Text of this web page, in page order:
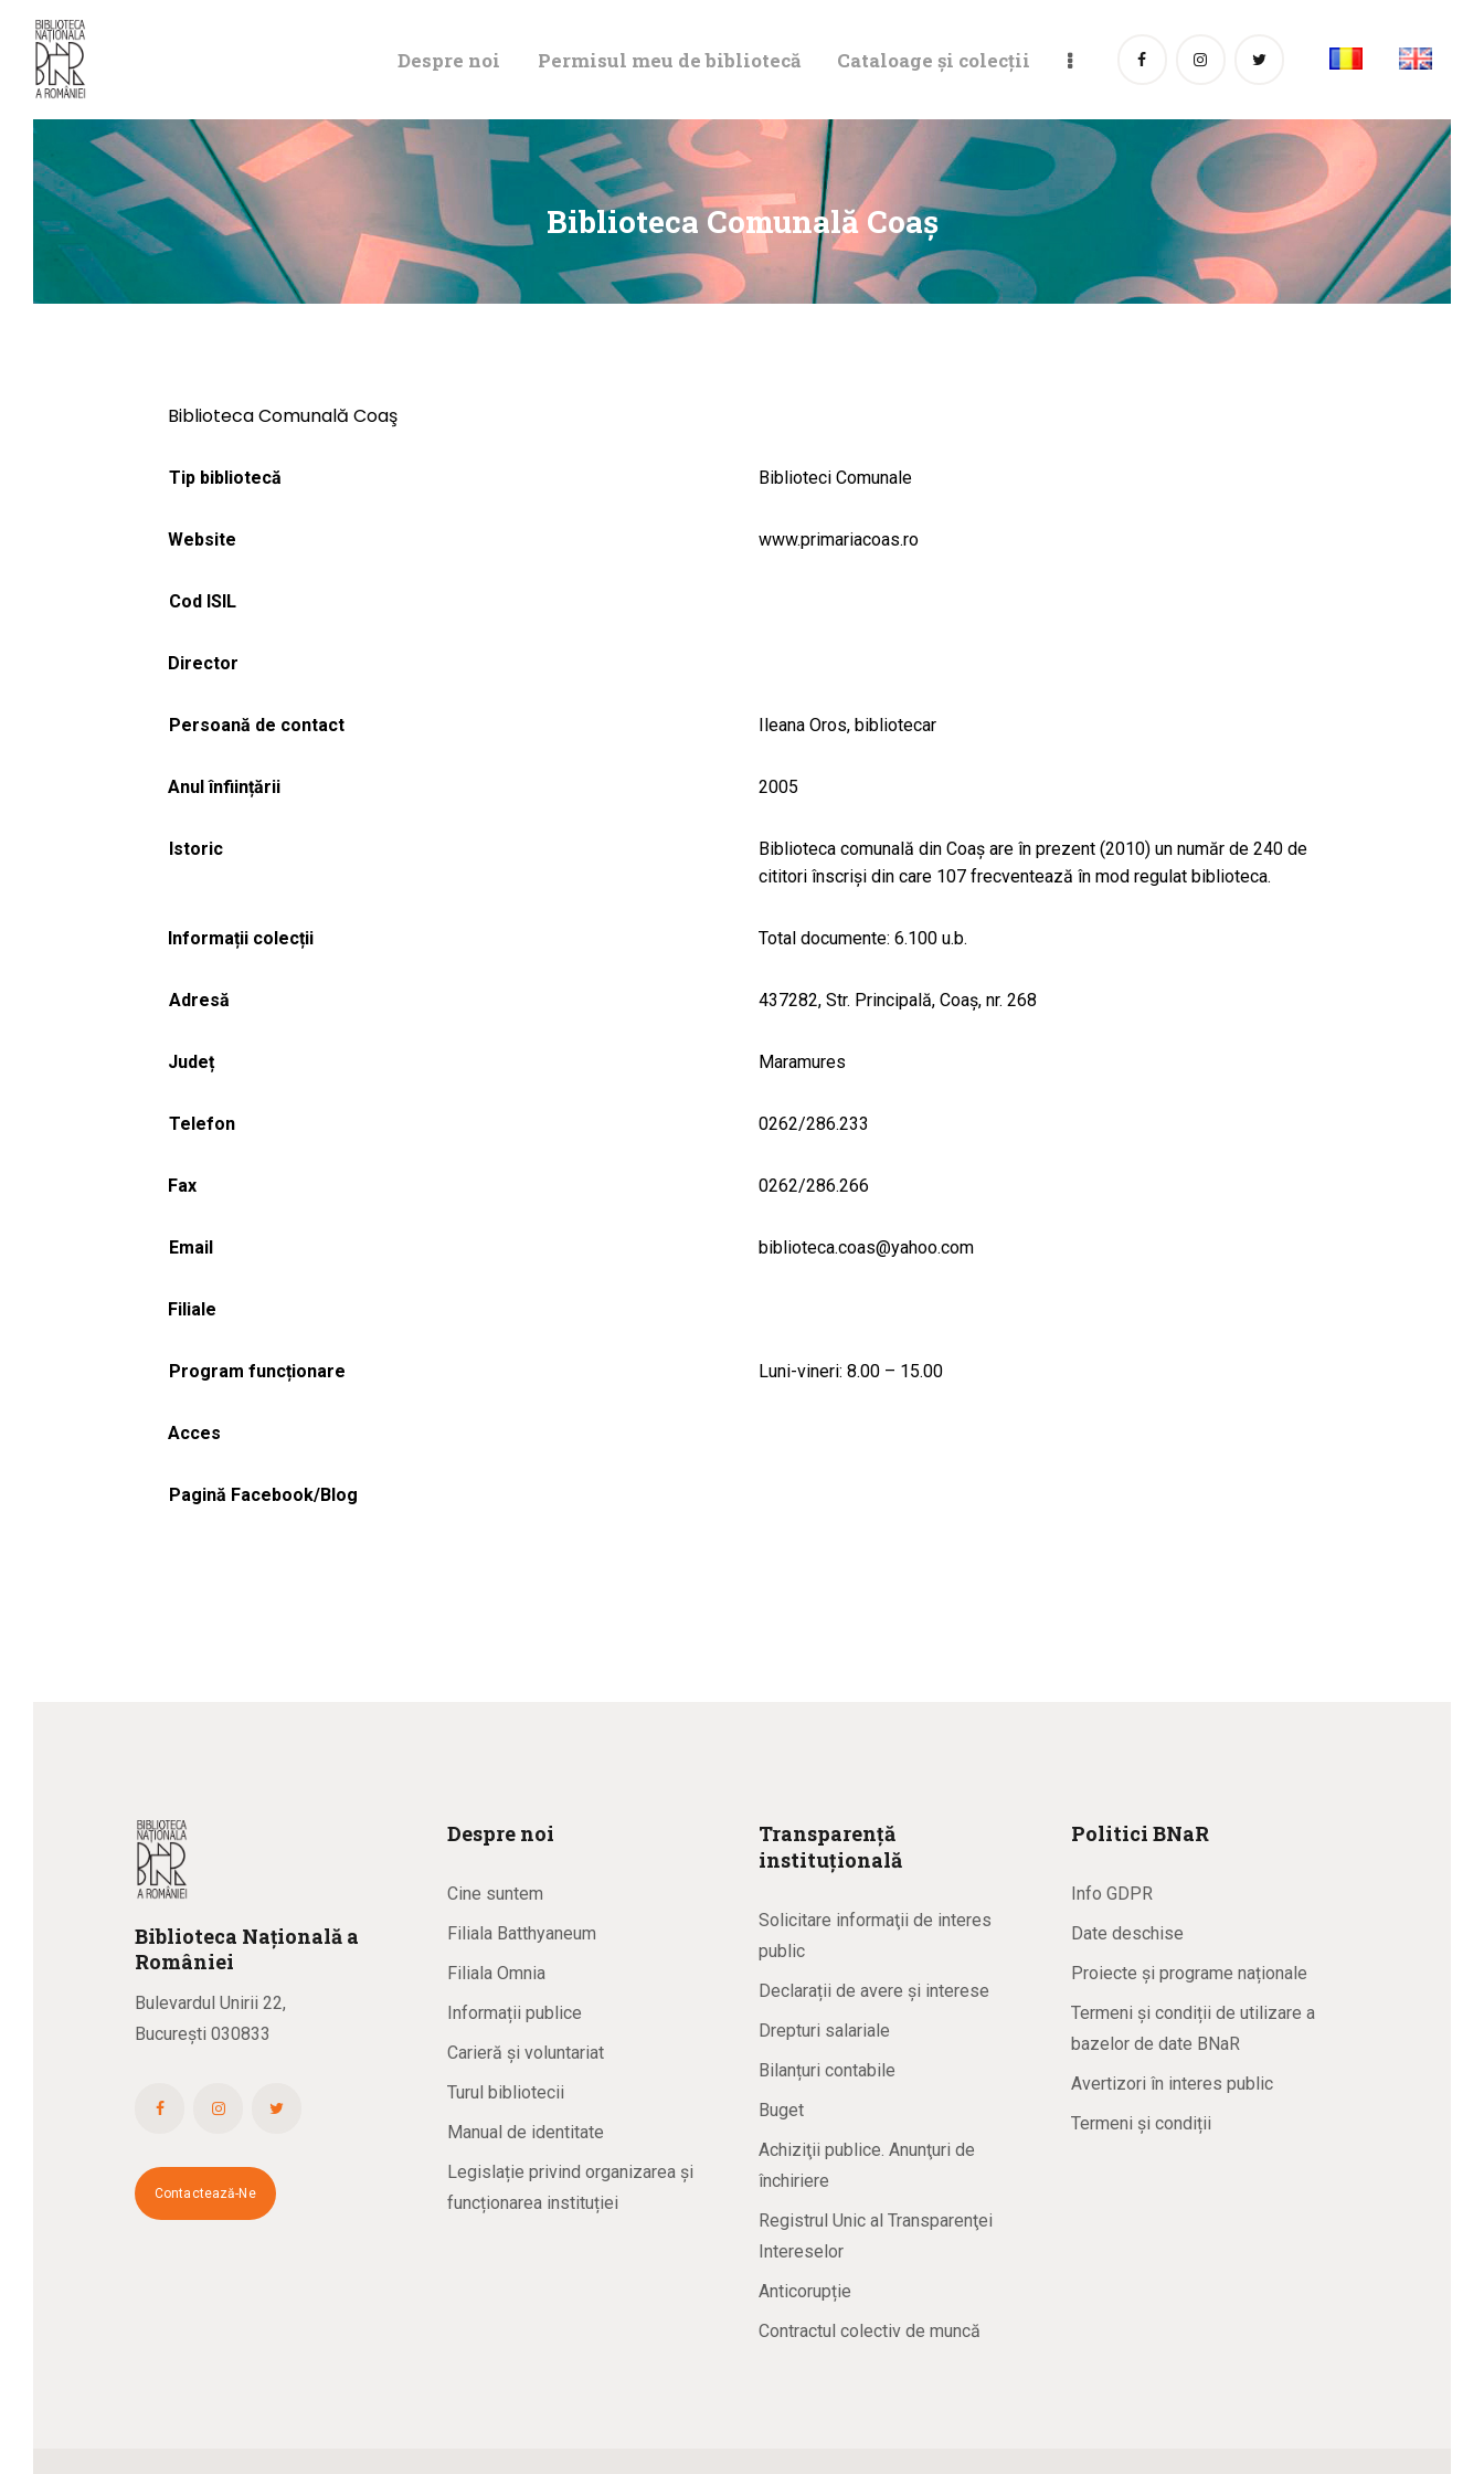
Despre noi Permisul meu de bibliotecă Cataloage și colecții
Biblioteca Comunală Coaş
DE BIBLIOTECĂ
CATALOAGE ȘI
COLECȚII
Biblioteca Comunală Coaş
Tip bibliotecă Biblioteci Comunale
Website www.primariacoas.ro
Cod ISIL
Director
Persoană de contact Ileana Oros, bibliotecar
Anul înființării 2005
Istoric
Biblioteca comunală din Coaş are în prezent (2010) un număr de 240 de
cititori înscrişi din care 107 frecventează în mod regulat biblioteca.
Informații colecții Total documente: 6.100 u.b.
Adresă 437282, Str. Principală, Coaş, nr. 268
Județ Maramures
Telefon 0262/286.233
Fax 0262/286.266
Email biblioteca.coas@yahoo.com
Filiale
Program funcționare Luni-vineri: 8.00 – 15.00
Acces
Pagină Facebook/Blog
Biblioteca Națională a
României
Bulevardul Unirii 22,
București 030833
Contactează-Ne
Despre noi
Cine suntem
Filiala Batthyaneum
Filiala Omnia
Informații publice
Carieră și voluntariat
Turul bibliotecii
Manual de identitate
Legislație privind organizarea și
funcționarea instituției
Transparență
instituțională
Solicitare informaţii de interes
public
Declarații de avere și interese
Drepturi salariale
Bilanțuri contabile
Buget
Achiziţii publice. Anunţuri de
închiriere
Registrul Unic al Transparenţei
Intereselor
Anticorupție
Contractul colectiv de muncă
Politici BNaR
Info GDPR
Date deschise
Proiecte și programe naționale
Termeni și condiții de utilizare a
bazelor de date BNaR
Avertizori în interes public
Termeni și condiții